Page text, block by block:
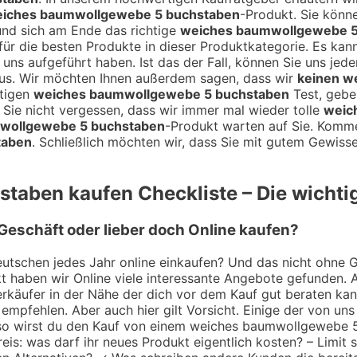
baumwollgewebe 5 buchstaben-Produkt. Sie
sich am Ende das richtige weiches baumwollgewebe
die besten Produkte in dieser Produktkategorie. Es
aufgeführt haben. Ist das der Fall, können Sie uns
Wir möchten Ihnen außerdem sagen, dass wir keinen
weiches baumwollgewebe 5 buchstaben Test,
nicht vergessen, dass wir immer mal wieder tolle
5 buchstaben-Produkt warten auf Sie.
. Schließlich möchten wir, dass Sie mit gutem
kaufen Checkliste – Die
oder lieber doch Online kaufen?
jedes Jahr online einkaufen? Und das nicht ohne
wir Online viele interessante Angebote
in der Nähe der dich vor dem Kauf gut beraten
Aber auch hier gilt Vorsicht. Einige der von
wirst du den Kauf von einem weiches
was darf ihr neues Produkt eigentlich kosten? –